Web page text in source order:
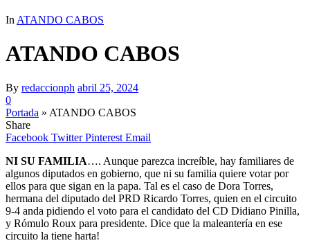
In ATANDO CABOS
ATANDO CABOS
By redaccionph abril 25, 2024
0
Portada » ATANDO CABOS
Share
Facebook Twitter Pinterest Email
NI SU FAMILIA…. Aunque parezca increíble, hay familiares de
algunos diputados en gobierno, que ni su familia quiere votar por
ellos para que sigan en la papa. Tal es el caso de Dora Torres,
hermana del diputado del PRD Ricardo Torres, quien en el circuito
9-4 anda pidiendo el voto para el candidato del CD Didiano Pinilla,
y Rómulo Roux para presidente. Dice que la maleantería en ese
circuito la tiene harta!